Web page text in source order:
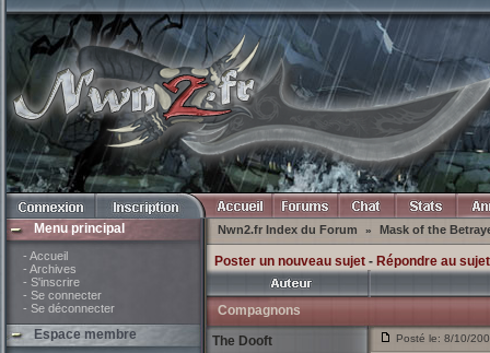
Menu principal
- Accueil
- Archives
- S'inscrire
- Se connecter
- Se déconnecter
Espace membre
Nwn2.fr Index du Forum » Mask of the
Poster un nouveau sujet- Répondre au sujet
Compagnons
The Dooft
Posté le: 8/10/